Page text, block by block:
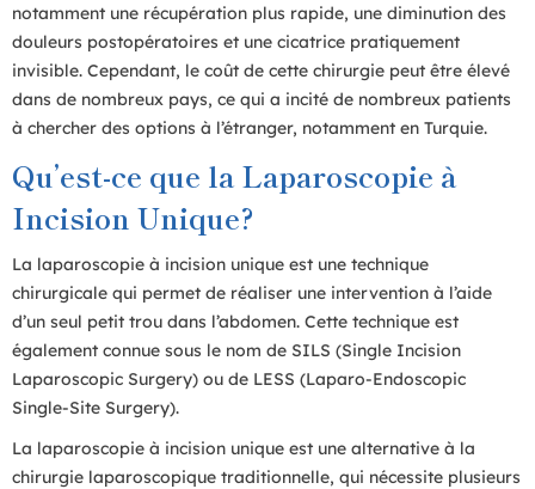
notamment une récupération plus rapide, une diminution des
douleurs postopératoires et une cicatrice pratiquement
invisible. Cependant, le coût de cette chirurgie peut être élevé
dans de nombreux pays, ce qui a incité de nombreux patients
à chercher des options à l’étranger, notamment en Turquie.
Qu’est-ce que la Laparoscopie à
Incision Unique?
La laparoscopie à incision unique est une technique
chirurgicale qui permet de réaliser une intervention à l’aide
d’un seul petit trou dans l’abdomen. Cette technique est
également connue sous le nom de SILS (Single Incision
Laparoscopic Surgery) ou de LESS (Laparo-Endoscopic
Single-Site Surgery).
La laparoscopie à incision unique est une alternative à la
chirurgie laparoscopique traditionnelle, qui nécessite plusieurs